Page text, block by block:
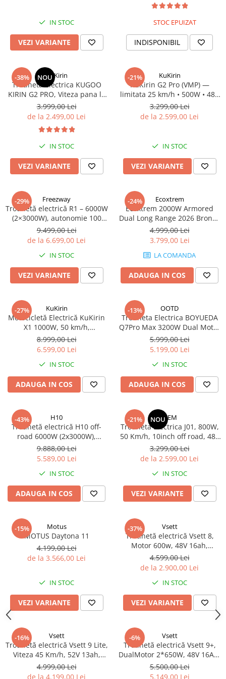
Electronică
Acceleratoare & comenzi
Lumini / iluminare
Motoare
Cabluri motoare
Senzori Hall
Controlere & Conversoare DC/DC
Încărcătoare
Prize de încărcare
Componente baterii
Localizatoare GPS
Mecanică
Furci / mânere principale &
secundare
Pliere, pasadores & tije
Crickuri / suporturi parcare
Rulmenți
Transmisii & lanțuri
Claxoane / sonerii (timbres)
Discuri de frana
Etrieri
Manete de frână
Consumabile & Unelte
Conectori
Organizatoare cabluri
Rulouri de nichel
Șuruburi / kituri prindere
Publicitate & elemente expo
IN STOC
VEZI VARIANTE
STOC EPUIZAT
INDISPONIBIL
-38% NOUKuKirin
Trotineta Electrica KUGOO
KIRIN G2 PRO, Viteza pana la
45km/h, Autonomie 55Km,
Motor 600W, 48V 15Ah
3.999,00 Lei
de la 2.499,00 Lei
IN STOC
VEZI VARIANTE
-21% KuKirin
KuKirin G2 Pro (VMP) —
limitata 25 km/h • 500W • 48V
15.6Ah • Omologata DGT
3.299,00 Lei
de la 2.599,00 Lei
IN STOC
VEZI VARIANTE
-29% Freezway
Trotinetă electrică R1 – 6000W
(2×3000W), autonomie 100
km, viteză 90 km/h, suspensie
dublă, frâne hidraulice
9.499,00 Lei
de la 6.699,00 Lei
IN STOC
VEZI VARIANTE
-24% Ecoxtrem
Ecoxtrem 2000W Armored
Dual Long Range 2026 Bronze
60V 20Ah
4.999,00 Lei
3.799,00 Lei
LA COMANDA
ADAUGA IN COS
-27% KuKirin
Motocicletă Electrică KuKirin
X1 1000W, 50 km/h,
Autonomie 60 km, Baterie 48V
20.8Ah, Off-Road – Gri/Negru
8.999,00 Lei
6.599,00 Lei
IN STOC
ADAUGA IN COS
-13% OOTD
Trotineta Electrica BOYUEDA
Q7Pro Max 3200W Dual Motor
52V 28Ah – Viteza 70km/h,
Autonomie 90-110km, NFC +
App Control, Roti 10 Inch,
Frane Hidraulice, Suspensie
Hidraulica, USB, Pliabila
5.999,00 Lei
5.199,00 Lei
IN STOC
ADAUGA IN COS
-43% H10
Trotinetă electrică H10 off-
road 6000W (2x3000W),
baterie 60V 28Ah, viteză până
la 75 km/h, autonomie 70 km,
suspensie dublă, roți CST 12”
9.888,00 Lei
5.589,00 Lei
IN STOC
ADAUGA IN COS
-21% NOUOEM
Trotineta Electrica J01, 800W,
50 Km/h, 10inch off road, 48v
15ah, 60 Km
3.299,00 Lei
de la 2.599,00 Lei
IN STOC
VEZI VARIANTE
-15% Motus
MOTUS Daytona 11
4.199,00 Lei
de la 3.566,00 Lei
IN STOC
VEZI VARIANTE
-37% Vsett
Trotinetă electrică Vsett 8,
Motor 600w, 48V 16ah,
Autonomie 80 km
4.599,00 Lei
de la 2.900,00 Lei
IN STOC
VEZI VARIANTE
-16% Vsett
Trotinetă electrică Vsett 9 Lite,
Viteza 45 Km/h, 52V 13ah,
Lumini LED
4.999,00 Lei
de la 4.199,00 Lei
-6% Vsett
Trotinetă electrică Vsett 9+,
DualMotor 2*650W, 48V 16Ah,
Viteza 50 Km/h
5.500,00 Lei
5.149,00 Lei